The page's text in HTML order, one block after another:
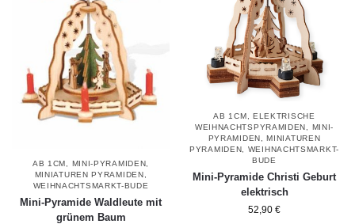
AB 1CM MINI-PYRAMIDEN
MINIATUREN PYRAMIDEN
WEIHNACHTSMARKT-BUDE
Mini-Pyramide Waldleute mit
grünem Baum
AB 1CM
ELEKTRISCHE
WEIHNACHTSPYRAMIDEN
MINI-
PYRAMIDEN ,MINIATUREN
PYRAMIDEN
WEIHNACHTSMARKT-
BUDE
Mini-Pyramide Christi Geburt
elektrisch
52,90 €